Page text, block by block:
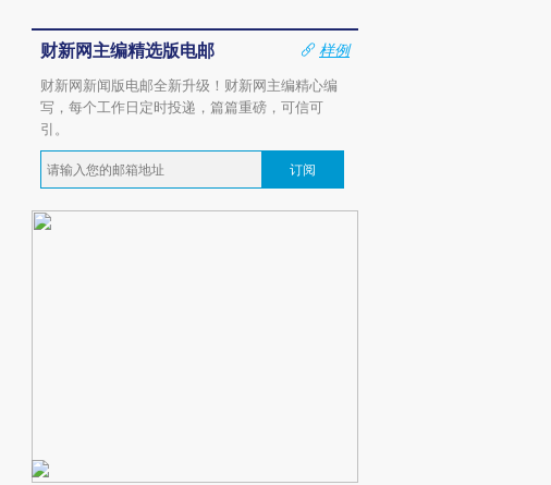
财新网主编精选版电邮
样例
财新网新闻版电邮全新升级！财新网主编精心编
写，每个工作日定时投递，篇篇重磅，可信可
引。
订阅